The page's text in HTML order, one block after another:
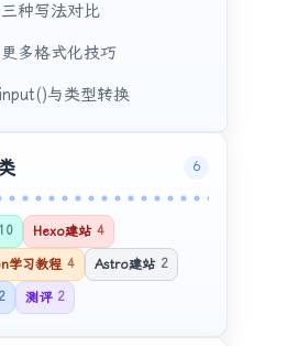
种写法对比
多格式化技巧
与类型转换
型转换的三种写法
见错误与解决
记类型转换
换失败
6
10 Hexo建站 4
学习教程 4 Astro建站 2
2 测评 2